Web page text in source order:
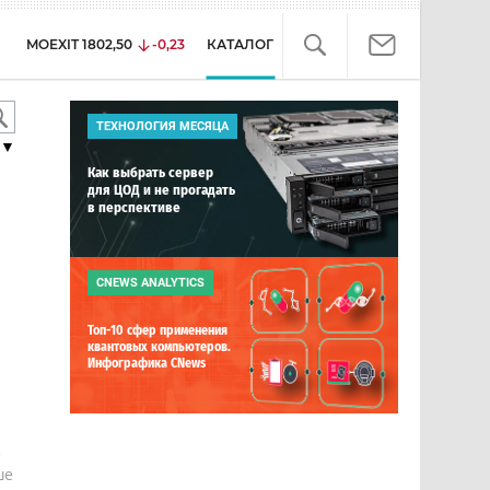
MOEXIT 1802,50 -0,23 КАТАЛОГ
ТЕХНОЛОГИЯ МЕСЯЦА
Как выбрать сервер
для ЦОД и не прогадать
в перспективе
CNEWS ANALYTICS
Топ-10 сфер применения
квантовых компьютеров.
Инфографика CNews